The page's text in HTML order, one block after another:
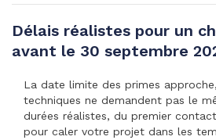
Délais réalistes pour un
avant le 30 septembre
La date limite des primes
techniques ne demandent pas le
durées réalistes, du premier
pour caler votre projet dans les